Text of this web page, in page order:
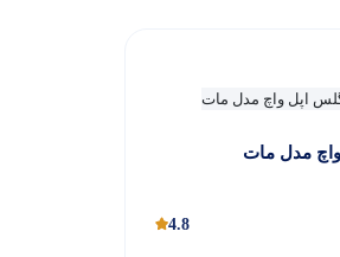
مدل مات
4.8